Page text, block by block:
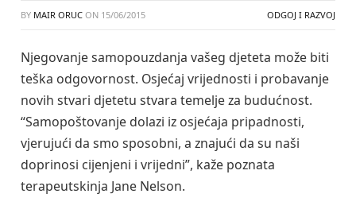
BY MAIR ORUC ON 15/06/2015 ODGOJ I RAZVOJ
Njegovanje samopouzdanja vašeg djeteta može biti
teška odgovornost. Osjećaj vrijednosti i probavanje
novih stvari djetetu stvara temelje za budućnost.
“Samopoštovanje dolazi iz osjećaja pripadnosti,
vjerujući da smo sposobni, a znajući da su naši
doprinosi cijenjeni i vrijedni”, kaže poznata
terapeutskinja Jane Nelson.